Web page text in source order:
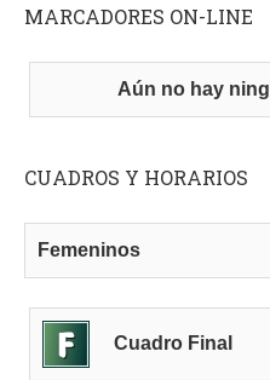
MARCADORES ON-LINE
Aún no hay
CUADROS Y HORARIOS
Femeninos
Cuadro Final